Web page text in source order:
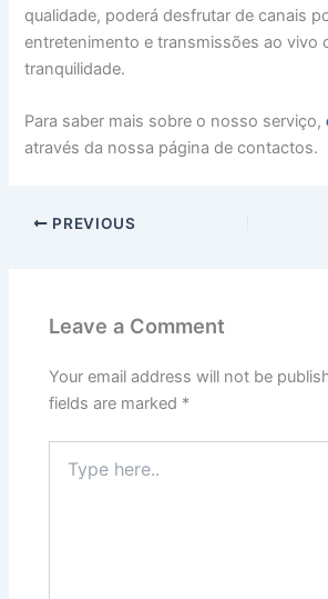
qualidade, poderá desfrutar de canais
entretenimento e transmissões ao vivo
tranquilidade.
Para saber mais sobre o nosso serviço,
através da nossa página de contactos.
PREVIOUS
Leave a Comment
Your email address will not be
fields are marked *
here..